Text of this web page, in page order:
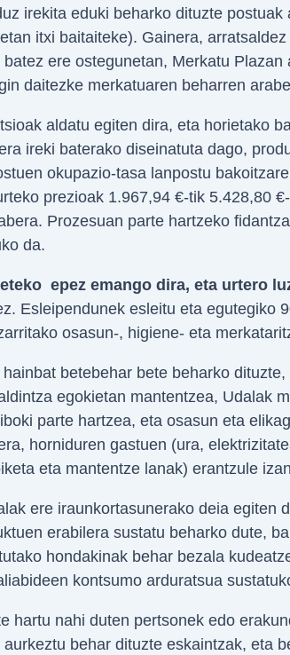
irekita eduki beharko dituzte
itxi baitaiteke). Gainera,
ere ostegunetan, Merkatu
daitezke merkatuaren beharren
aldatu egiten dira, eta horietako
ireki baterako diseinatuta dago,
okupazio-tasa lanpostu
prezioak 1.967,94 €-tik 5.428,80
Prozesuan parte hartzeko
da.
epez emango dira, eta urtero
Esleipendunek esleitu eta egutegiko
osasun-, higiene- eta
betebehar bete beharko
egokietan mantentzea, Udalak
parte hartzea, eta osasun eta
horniduren gastuen (ura,
eta mantentze lanak) erantzule
ere iraunkortasunerako deia egiten
erabilera sustatu beharko dute,
hondakinak behar bezala
kontsumo arduratsua
hartu nahi duten pertsonek edo
behar dituzte eskaintzak, eta